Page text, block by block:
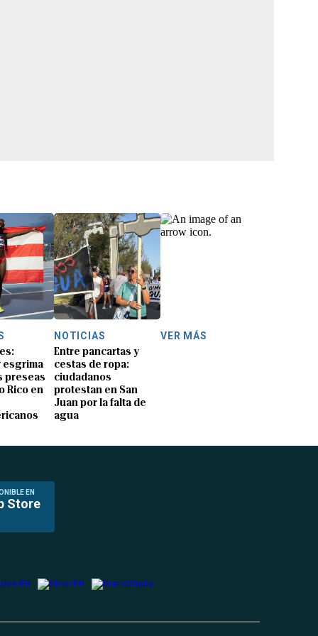
esgrima
preseas
Rico en
NOTICIAS
Entre pancartas y
cestas de ropa:
ciudadanos
protestan en San
Juan por la falta de
agua
VER MÁS
EN
Store